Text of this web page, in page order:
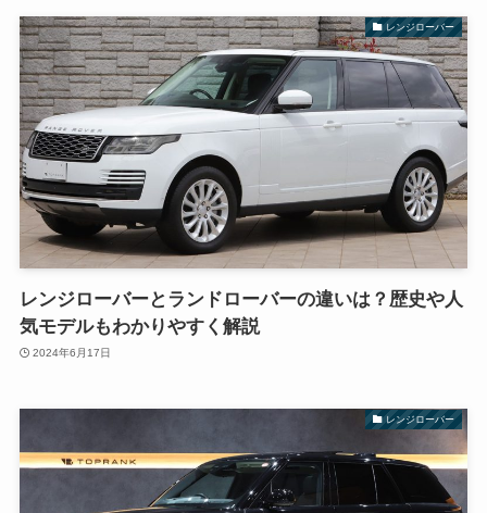
レンジローバー
レンジローバーとランドローバーの違いは？歴史や人
気モデルもわかりやすく解説
2024年6月17日
レンジローバー